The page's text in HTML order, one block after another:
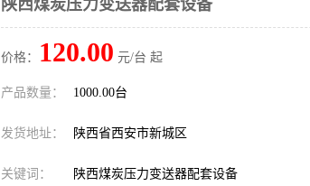
陕西煤炭压力变送器配套设备
价格： 120.00 元/台 起
产品数量： 1000.00台
发货地址： 陕西省西安市新城区
关键词： 陕西煤炭压力变送器配套设备